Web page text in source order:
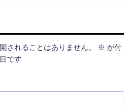
されることはありません。 ※ が付
です